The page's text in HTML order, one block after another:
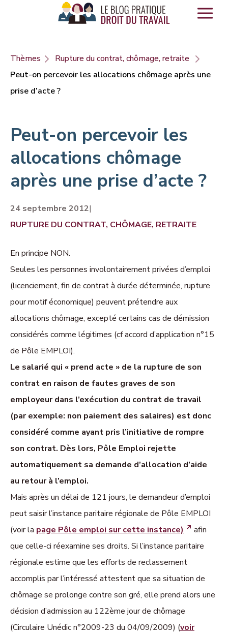
Panneau de gestion des cookies
Thèmes
Rupture du contrat, chômage, retraite
Peut-on percevoir les allocations chômage après une
prise d’acte ?
Peut-on percevoir les
allocations chômage
après une prise d’acte ?
24 septembre 2012|
RUPTURE DU CONTRAT, CHÔMAGE, RETRAITE
En principe NON.
Seules les personnes involontairement privées d’emploi
(licenciement, fin de contrat à durée déterminée, rupture
pour motif économique) peuvent prétendre aux
allocations chômage, excepté certains cas de démission
considérés comme légitimes (cf accord d’application n°15
de Pôle EMPLOI).
Le salarié qui « prend acte » de la rupture de son
contrat en raison de fautes graves de son
employeur dans l’exécution du contrat de travail
(par exemple: non paiement des salaires) est donc
considéré comme ayant pris l’initiative de rompre
son contrat. Dès lors, Pôle Emploi rejette
automatiquement sa demande d’allocation d’aide
au retour à l’emploi.
Mais après un délai de 121 jours, le demandeur d’emploi
peut saisir l’instance paritaire régionale de Pôle EMPLOI
(voir la page Pôle emploi sur cette instance)
afin
que celle-ci réexamine ses droits. Si l’instance paritaire
régionale estime que les efforts de reclassement
accomplis par l’intéressé attestent que sa situation de
chômage se prolonge contre son gré, elle prend alors une
décision d’admission au 122ème jour de chômage
(Circulaire Unédic n°2009-23 du 04/09/2009) (voir